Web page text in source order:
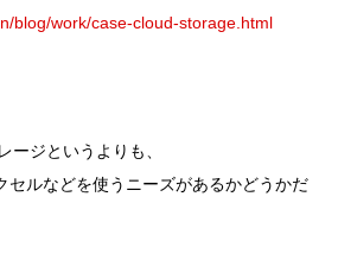
blog/work/case-cloud-storage.html
ージというよりも、
セルなどを使うニーズがあるかどうかだ